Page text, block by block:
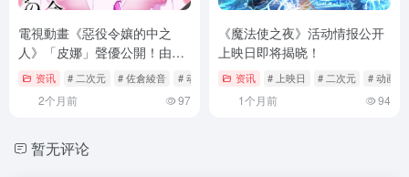
電視動畫《惡役令孃的中之
人》「皮娜」聲優公開！由佐
倉綾音飾演雙面聖女
资讯 # 二次元 # 佐倉綾音 # 动漫
2个月前 97
《魔法使之夜》活动情报公开
上映日即将揭晓！
资讯 # 上映日 # 二次元 # 动画情
1个月前 94
暂无评论